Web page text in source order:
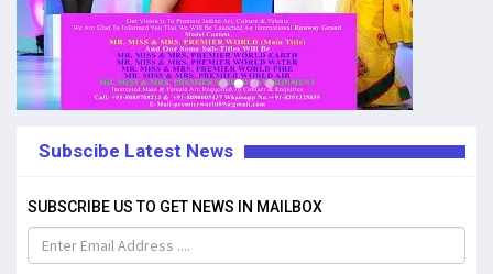
Subscibe Latest News
SUBSCRIBE US TO GET NEWS IN MAILBOX